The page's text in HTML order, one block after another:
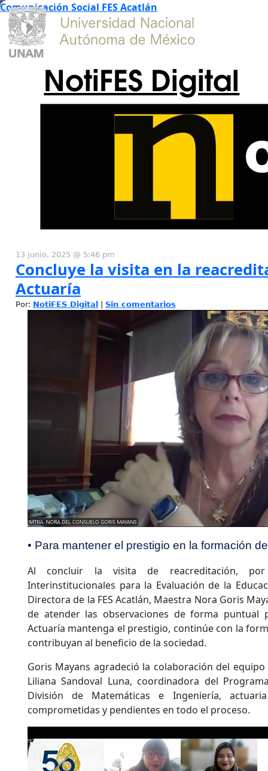
Comunicación Social FES Acatlán
NotiFES Digital
13 junio, 2025 @ 5:46 pm
Concluye la visita en la
Actuaría
Por: NotiFES Digital Sin comentarios
• Para mantener el prestigio en la formación
Al concluir la visita de reacreditación,
Interinstitucionales para la Evaluación de la
Directora de la FES Acatlán, Maestra Nora Goris
de atender las observaciones de forma puntual
Actuaría mantenga el prestigio, continúe con la
contribuyan al beneficio de la sociedad.
Goris Mayans agradeció la colaboración del
Liliana Sandoval Luna, coordinadora del
División de Matemáticas e Ingeniería,
comprometidas y pendientes en todo el proceso.